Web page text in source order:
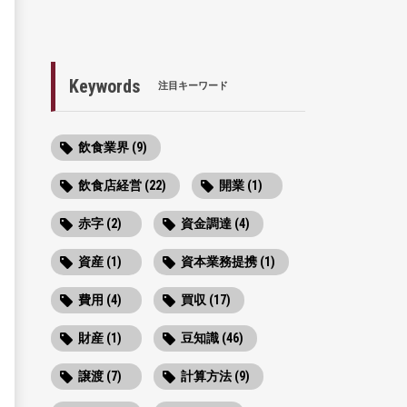
Keywords 注目キーワード
飲食業界 (9)
飲食店経営 (22) 開業 (1)
赤字 (2) 資金調達 (4)
資産 (1) 資本業務提携 (1)
費用 (4) 買収 (17)
財産 (1) 豆知識 (46)
譲渡 (7) 計算方法 (9)